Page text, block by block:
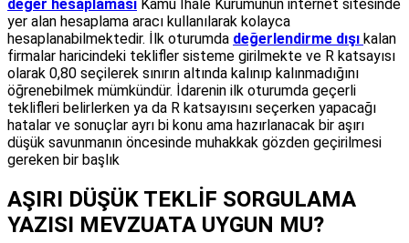
değer hesaplaması Kamu İhale Kurumunun internet sitesinde
yer alan hesaplama aracı kullanılarak kolayca
hesaplanabilmektedir. İlk oturumda değerlendirme dışı kalan
firmalar haricindeki teklifler sisteme girilmekte ve R katsayısı
olarak 0,80 seçilerek sınırın altında kalınıp kalınmadığını
öğrenebilmek mümkündür. İdarenin ilk oturumda geçerli
teklifleri belirlerken ya da R katsayısını seçerken yapacağı
hatalar ve sonuçlar ayrı bi konu ama hazırlanacak bir aşırı
düşük savunmanın öncesinde muhakkak gözden geçirilmesi
gereken bir başlık
AŞIRI DÜŞÜK TEKLİF SORGULAMA
YAZISI MEVZUATA UYGUN MU?